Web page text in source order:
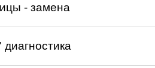
- замена